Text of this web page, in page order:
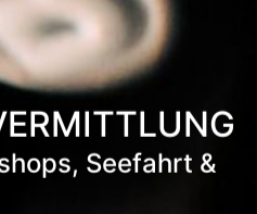
Seefahrt &